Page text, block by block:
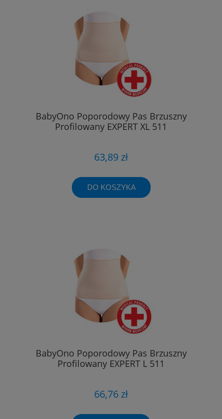
BabyOno Poporodowy Pas Brzuszny
Profilowany EXPERT XL 511
63,89 zł
DO KOSZYKA
BabyOno Poporodowy Pas Brzuszny
Profilowany EXPERT L 511
66,76 zł